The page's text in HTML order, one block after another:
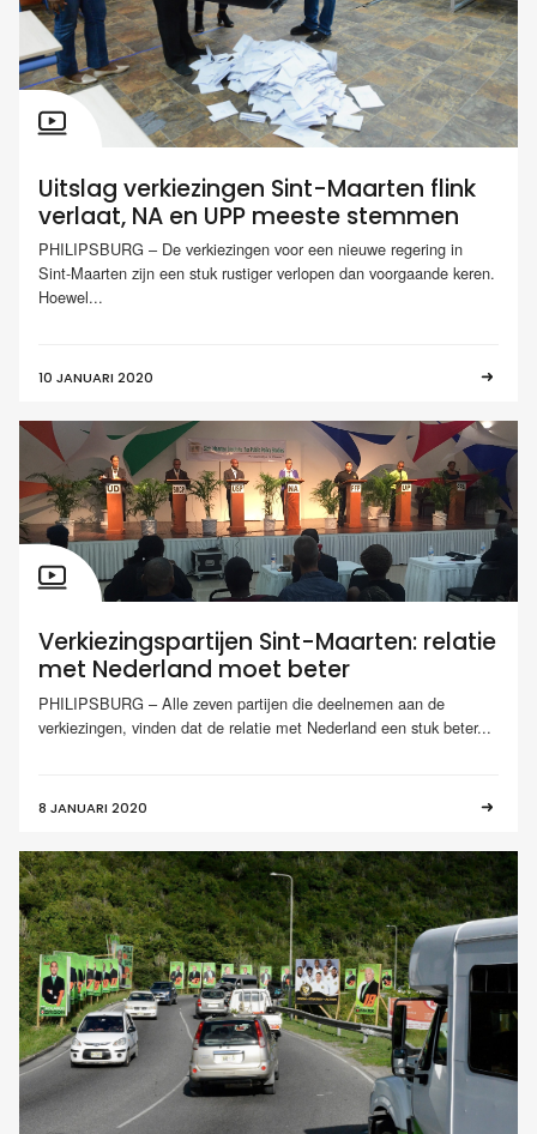
Uitslag verkiezingen Sint-Maarten flink
verlaat, NA en UPP meeste stemmen
PHILIPSBURG – De verkiezingen voor een nieuwe regering in
Sint-Maarten zijn een stuk rustiger verlopen dan voorgaande keren.
Hoewel...
10 JANUARI 2020
Verkiezingspartijen Sint-Maarten: relatie
met Nederland moet beter
PHILIPSBURG – Alle zeven partijen die deelnemen aan de
verkiezingen, vinden dat de relatie met Nederland een stuk beter...
8 JANUARI 2020